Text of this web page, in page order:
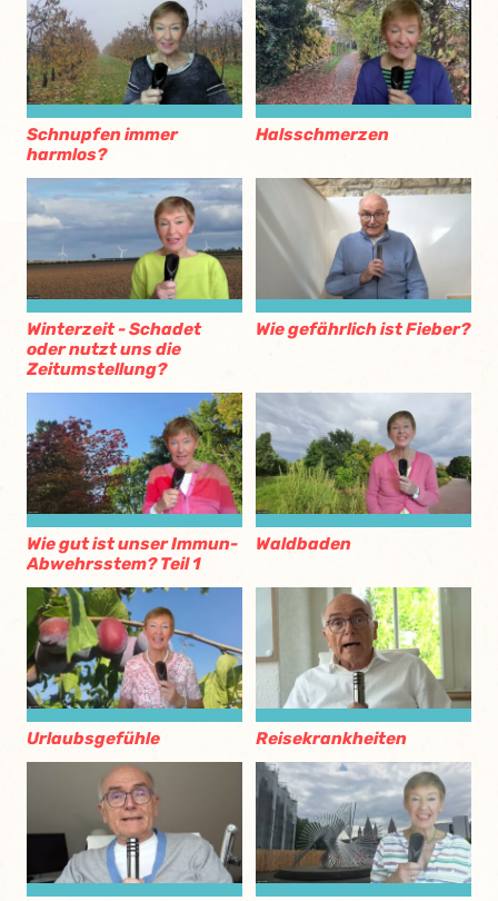
Schnupfen immer
harmlos?
Halsschmerzen
Winterzeit - Schadet
oder nutzt uns die
Zeitumstellung?
Wie gefährlich ist Fieber?
Wie gut ist unser Immun-
Abwehrsstem? Teil 1
Waldbaden
Urlaubsgefühle Reisekrankheiten